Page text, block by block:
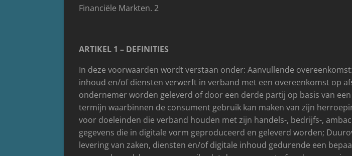
Financiële Markten. 2
ARTIKEL 1 – DEFINITIES
In deze voorwaarden wordt verstaan onder: Aanvullende
inhoud en/of diensten verwerft in verband met een overeenkomst op
ondernemer worden geleverd of door een derde partij op basis van
termijn waarbinnen de consument gebruik kan maken van zijn
voor doeleinden die verband houden met zijn handels-, bedrijfs-,
gegevens die in digitale vorm geproduceerd en geleverd worden;
levering van zaken, diensten en/of digitale inhoud gedurende een